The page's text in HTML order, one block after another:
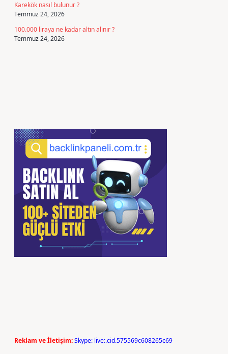
Karekök nasıl bulunur ?
Temmuz 24, 2026
100.000 liraya ne kadar altın alınır ?
Temmuz 24, 2026
Reklam ve İletişim:Skype: live:.cid.575569c608265c69